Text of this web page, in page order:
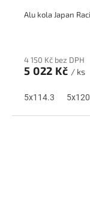
Alu kola Japan
4 150 Kč bez DPH
5 022 Kč / ks
5x114.3 5x120